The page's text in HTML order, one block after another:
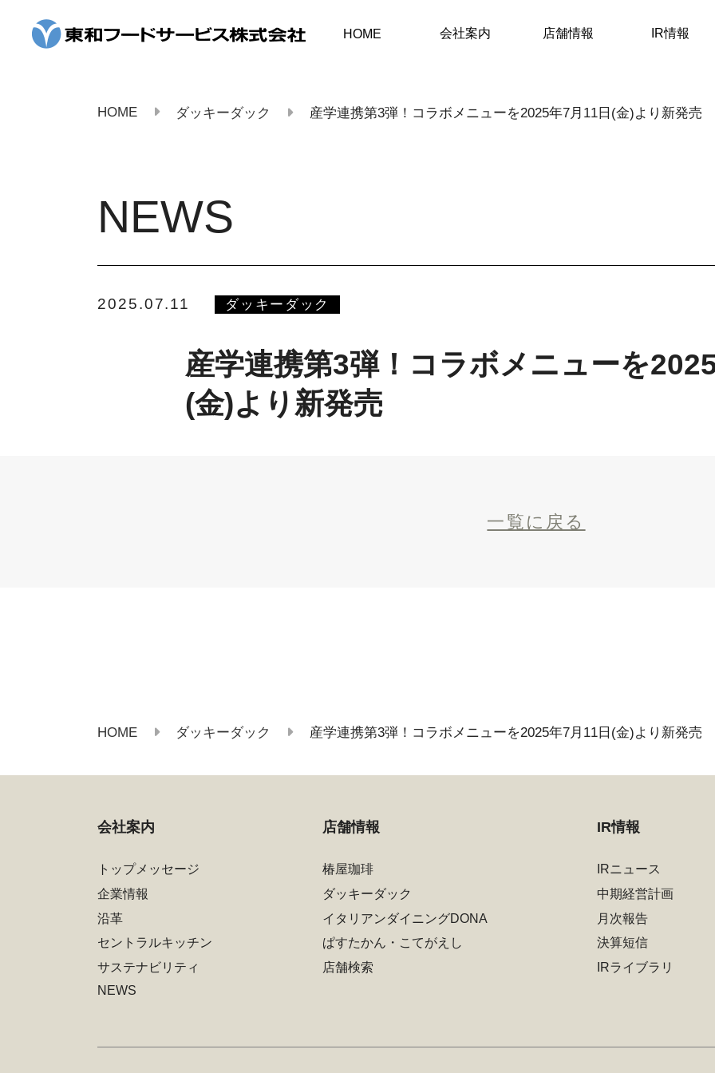
HOME 会社案内 店舗情報 IR情報
HOME ダッキーダック 産学連携第3弾！コラボメニューを2025年7月11日(金)より新発売
NEWS
2025.07.11 ダッキーダック
産学連携第3弾！コラボメニューを
(金)より新発売
一覧に戻る
HOME ダッキーダック 産学連携第3弾！コラボメニューを2025年7月11日(金)より新発売
会社案内
トップメッセージ
企業情報
沿革
セントラルキッチン
サステナビリティ
NEWS
店舗情報
椿屋珈琲
ダッキーダック
イタリアンダイニングDONA
ぱすたかん・こてがえし
店舗検索
IR情報
IRニュース
中期経営計画
月次報告
決算短信
IRライブラリ